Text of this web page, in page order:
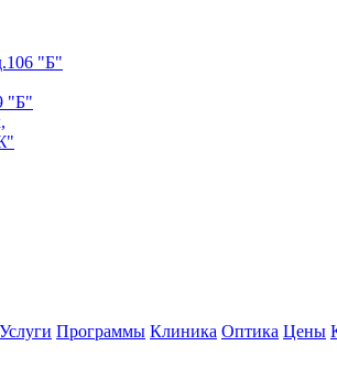
"Б"
"Б"
Услуги Программы Клиника Оптика Цены